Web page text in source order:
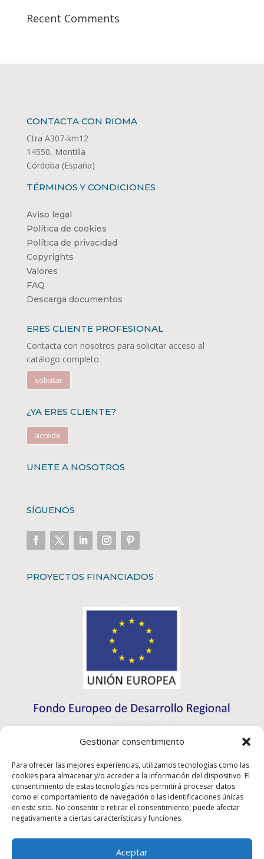
Gestionar consentimiento
Para ofrecer las mejores experiencias, utilizamos tecnologías como las
cookies para almacenar y/o acceder a la información del dispositivo. El
consentimiento de estas tecnologías nos permitirá procesar datos
como el comportamiento de navegación o las identificaciones únicas
en este sitio. No consentir o retirar el consentimiento, puede afectar
negativamente a ciertas características y funciones.
Aceptar
Recent Comments
CONTACTA CON RIOMA
Ctra A307-km12
14550, Montilla
Córdoba (España)
TÉRMINOS Y CONDICIONES
Aviso legal
Política de cookies
Política de privacidad
Copyrights
Valores
FAQ
Descarga documentos
ERES CLIENTE PROFESIONAL
Contacta con nosotros para solicitar acceso al
catálogo completo
solicitar
¿YA ERES CLIENTE?
accede
UNETE A NOSOTROS
SÍGUENOS
PROYECTOS FINANCIADOS
Rioma S.L. ha participado en el Programa de Iniciación